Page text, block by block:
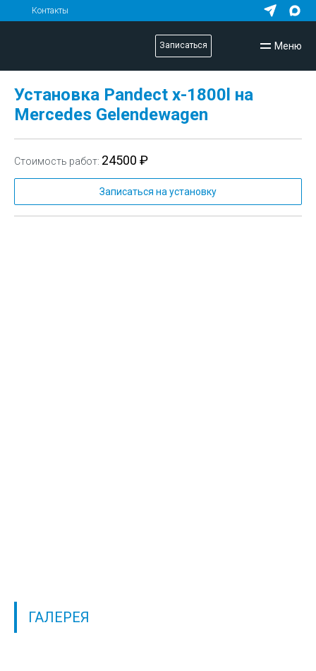
Контакты
Записаться Меню
Установка Pandect x-1800l на
Mercedes Gelendewagen
Стоимость работ: 24500 ₽
Записаться на установку
ГАЛЕРЕЯ